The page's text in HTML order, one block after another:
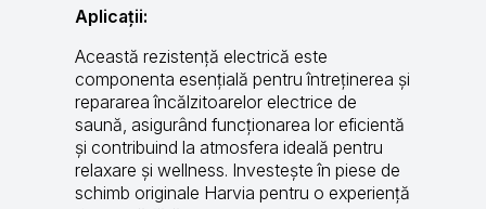
Aplicații:
Această rezistență electrică este
componenta esențială pentru întreținerea și
repararea încălzitoarelor electrice de
saună, asigurând funcționarea lor eficientă
și contribuind la atmosfera ideală pentru
relaxare și wellness. Investește în piese de
schimb originale Harvia pentru o experiență